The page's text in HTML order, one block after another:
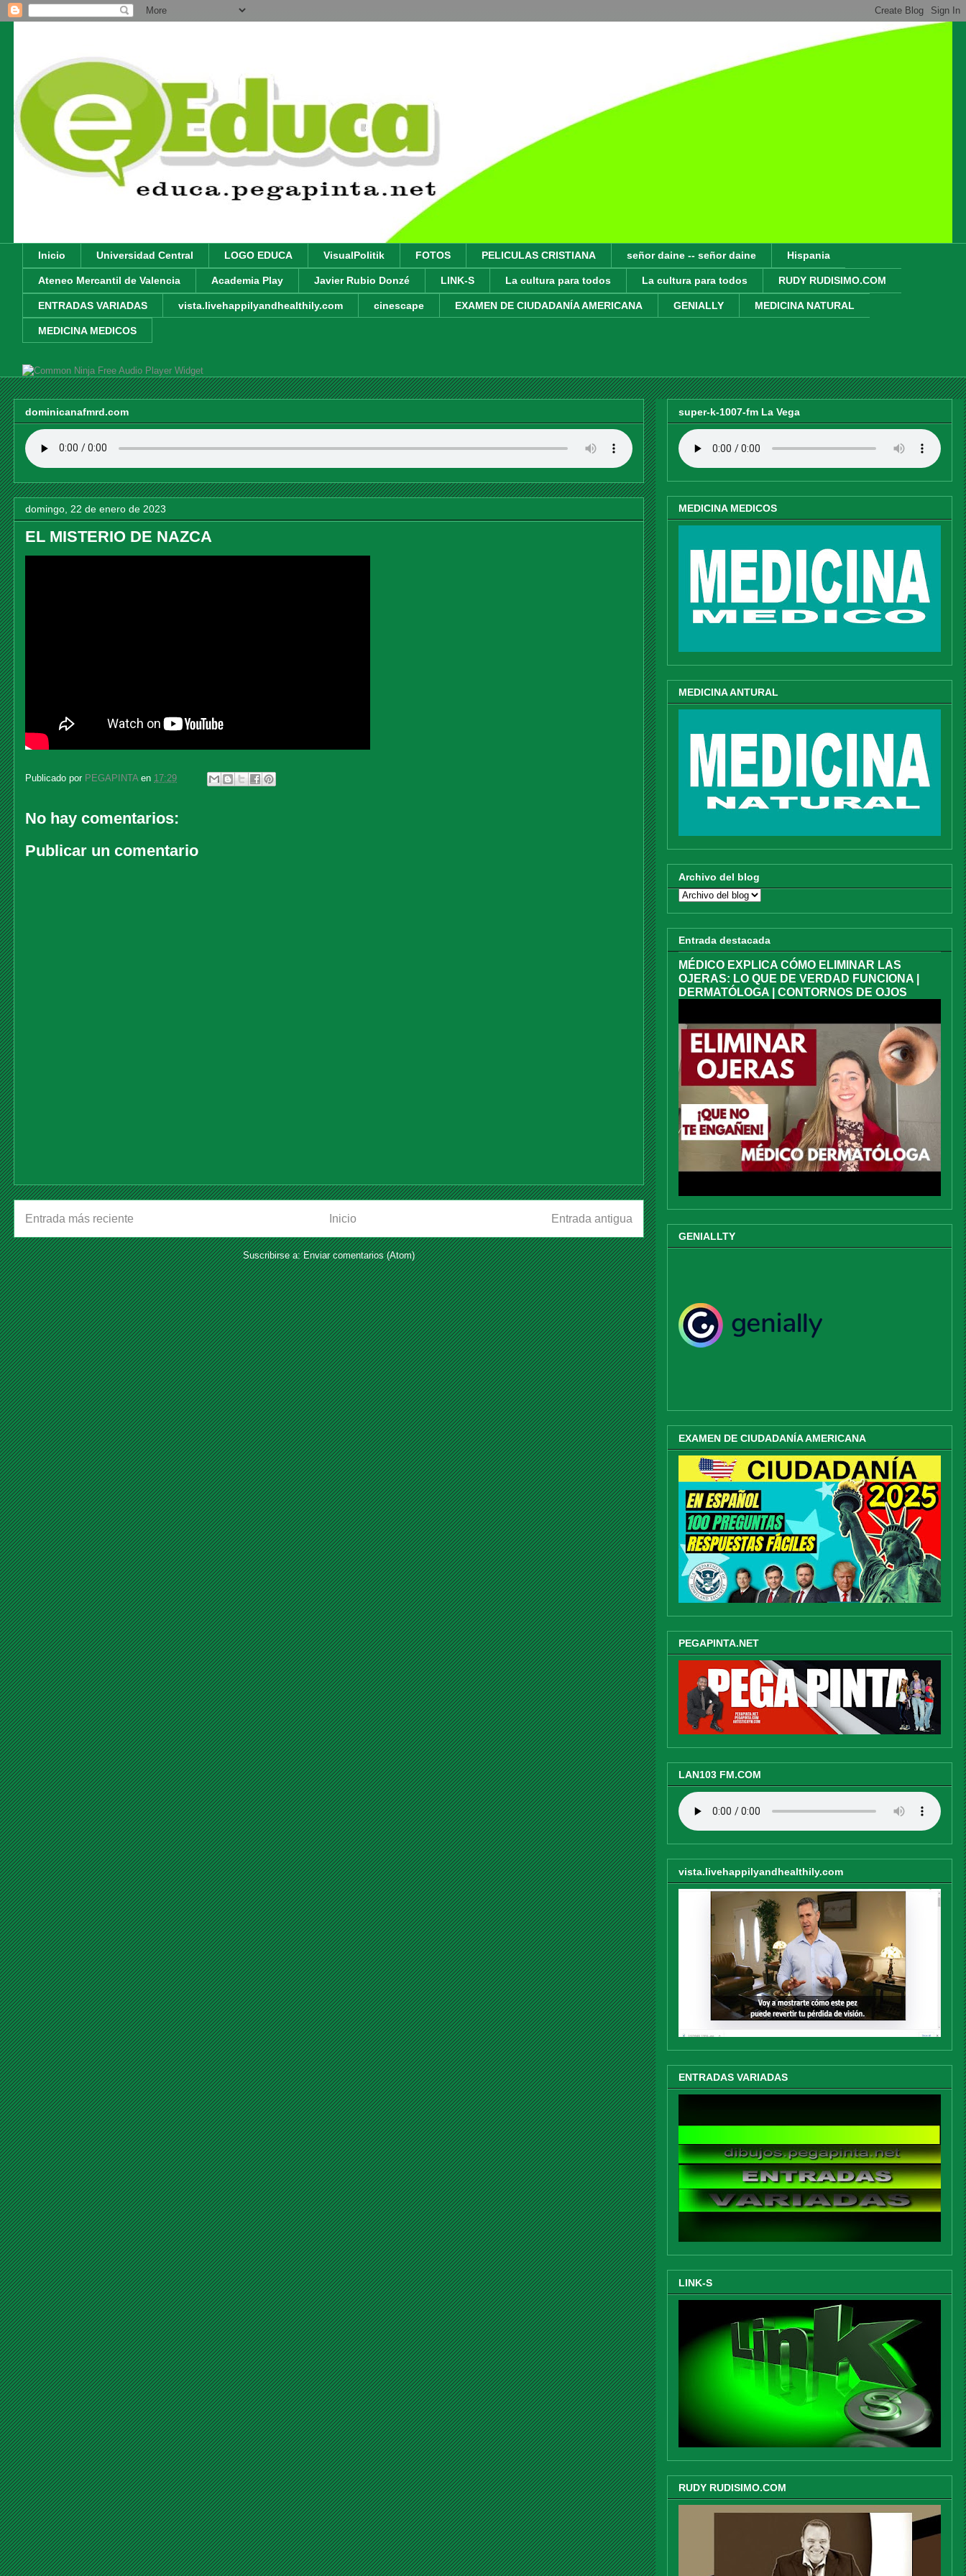
Inicio Universidad Central LOGO EDUCA VisualPolitik FOTOS PELICULAS CRISTIANA señor daine -- señor daine Hispania
Ateneo Mercantil de Valencia Academia Play Javier Rubio Donzé LINK-S La cultura para todos La cultura para todos RUDY RUDISIMO.COM
ENTRADAS VARIADAS vista.livehappilyandhealthily.com cinescape EXAMEN DE CIUDADANÍA AMERICANA GENIALLY MEDICINA NATURAL
MEDICINA MEDICOS
Free Audio Player Widget
dominicanafmrd.com
domingo, 22 de enero de 2023
EL MISTERIO DE NAZCA
Publicado por PEGAPINTA en 17:29
No hay comentarios:
Publicar un comentario
Entrada más reciente Entrada antigua
Inicio
Suscribirse a:Enviar comentarios (Atom)
super-k-1007-fm La Vega
MEDICINA MEDICOS
MEDICINA ANTURAL
Archivo del blog
Entrada destacada
MÉDICO EXPLICA CÓMO ELIMINAR LAS
OJERAS: LO QUE DE VERDAD FUNCIONA |
DERMATÓLOGA | CONTORNOS DE OJOS
GENIALLTY
EXAMEN DE CIUDADANÍA AMERICANA
PEGAPINTA.NET
LAN103 FM.COM
vista.livehappilyandhealthily.com
ENTRADAS VARIADAS
LINK-S
RUDY RUDISIMO.COM